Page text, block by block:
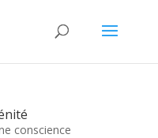
conscience